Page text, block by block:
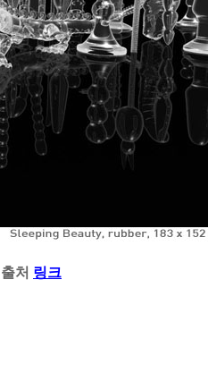
처 링크